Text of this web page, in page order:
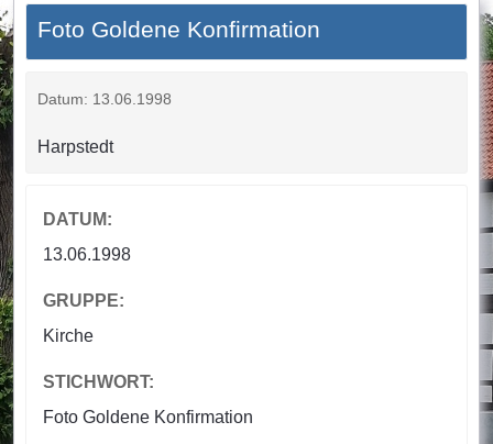
Foto Goldene Konfirmation
Datum: 13.06.1998
Harpstedt
DATUM:
13.06.1998
GRUPPE:
Kirche
STICHWORT:
Foto Goldene Konfirmation